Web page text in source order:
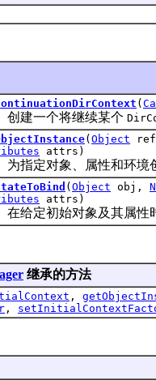
(
一个将继续某个
( Object
attrs)
定对象、属性和环境
( Object obj,
attrs)
定初始对象及其属性时
继承的方法
,
,